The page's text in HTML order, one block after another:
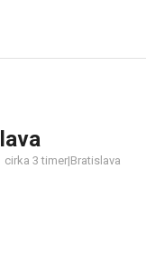
cirka 3 timer|Bratislava